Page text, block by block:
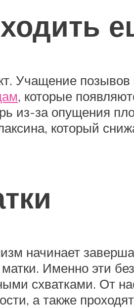
Учащение
, которые
из-за опущения
который
начинает
Именно эти
схватками. От
а также